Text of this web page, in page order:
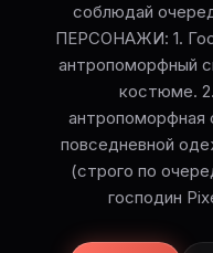
соблюдай
ПЕРСОНАЖИ: 1.
антропоморфный
костюме.
повседневной
(строго по
господин